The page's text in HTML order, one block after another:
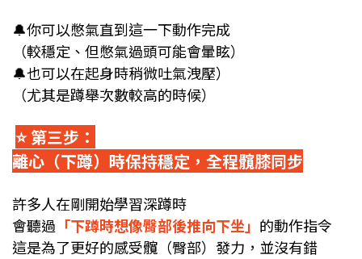
🔔你可以憋氣直到這一下動作完成
（較穩定、但憋氣過頭可能會暈眩）
🔔也可以在起身時稍微吐氣洩壓）
（尤其是蹲舉次數較高的時候）
⭐️ 第三步：
離心（下蹲）時保持穩定，全程髖膝同步
許多人在剛開始學習深蹲時
會聽過 「下蹲時想像臀部後推向下坐」 的動作指令
這是為了更好的感受髖（臀部）發力，並沒有錯